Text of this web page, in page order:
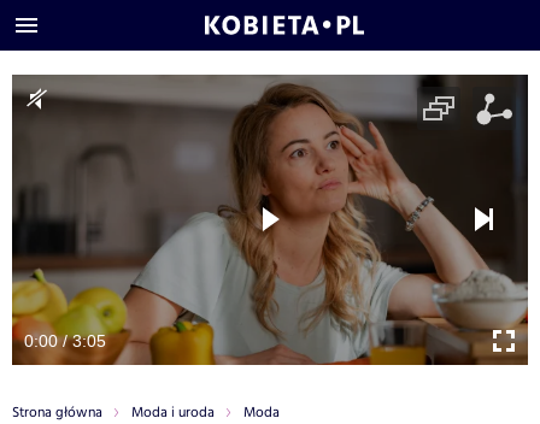
0:00 / 3:05
Strona główna Moda i uroda Moda